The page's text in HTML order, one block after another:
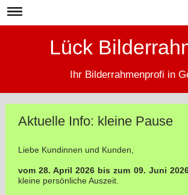
Lück
Ihr Bilderrahmenprofi in
Aktuelle Info: kleine Pause
Liebe Kundinnen und Kunden,
vom 28. April 2026 bis zum 09. Juni
kleine persönliche Auszeit.